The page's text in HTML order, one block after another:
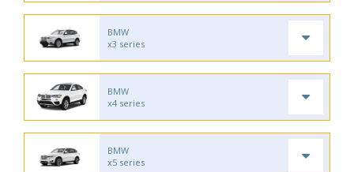
BMW
x3 series
BMW
x4 series
BMW
x5 series